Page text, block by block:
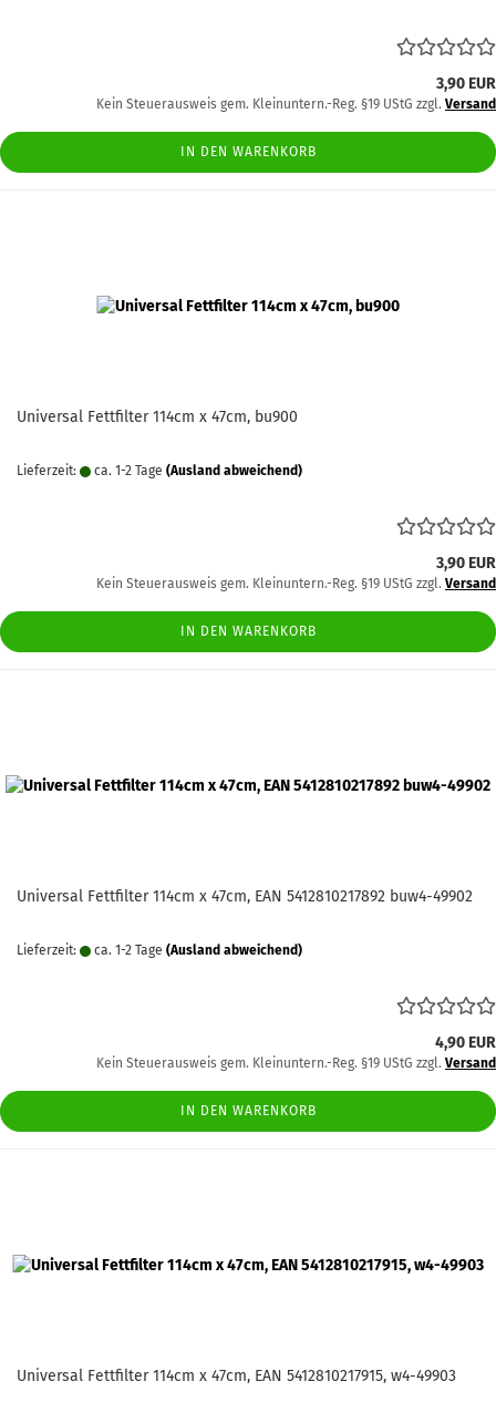
3,90 EUR
Kein Steuerausweis gem. Kleinuntern.-Reg. §19 UStG zzgl. Versand
IN DEN WARENKORB
Universal Fettfilter 114cm x 47cm, bu900
Lieferzeit: ca. 1-2 Tage (Ausland abweichend)
3,90 EUR
Kein Steuerausweis gem. Kleinuntern.-Reg. §19 UStG zzgl. Versand
IN DEN WARENKORB
Universal Fettfilter 114cm x 47cm, EAN 5412810217892 buw4-49902
Lieferzeit: ca. 1-2 Tage (Ausland abweichend)
4,90 EUR
Kein Steuerausweis gem. Kleinuntern.-Reg. §19 UStG zzgl. Versand
IN DEN WARENKORB
Universal Fettfilter 114cm x 47cm, EAN 5412810217915, w4-49903